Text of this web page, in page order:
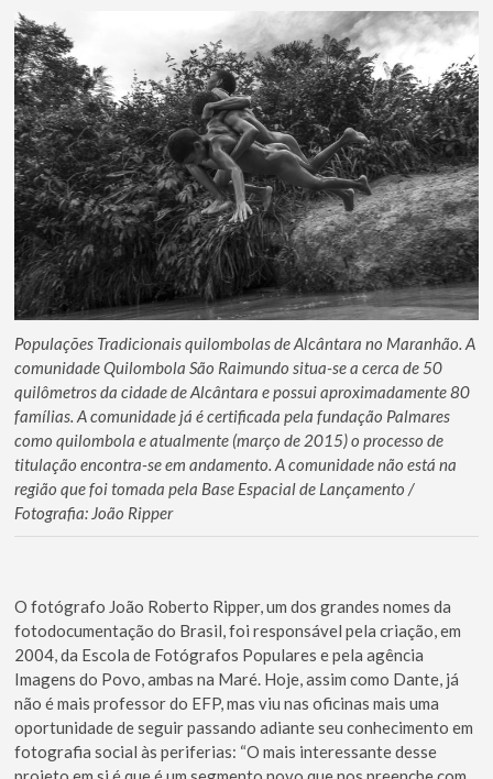
Populações Tradicionais quilombolas de Alcântara no Maranhão. A
comunidade Quilombola São Raimundo situa-se a cerca de 50
quilômetros da cidade de Alcântara e possui aproximadamente 80
famílias. A comunidade já é certificada pela fundação Palmares
como quilombola e atualmente (março de 2015) o processo de
titulação encontra-se em andamento. A comunidade não está na
região que foi tomada pela Base Espacial de Lançamento /
Fotografia: João Ripper
O fotógrafo João Roberto Ripper, um dos grandes nomes da
fotodocumentação do Brasil, foi responsável pela criação, em
2004, da Escola de Fotógrafos Populares e pela agência
Imagens do Povo, ambas na Maré. Hoje, assim como Dante, já
não é mais professor do EFP, mas viu nas oficinas mais uma
oportunidade de seguir passando adiante seu conhecimento em
fotografia social às periferias: “O mais interessante desse